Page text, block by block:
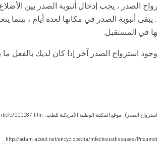
الصدر ، يجب إدخال أنبوبة الصدر بين
يبقى أنبوبة الصدر في مكانها لعدة أيام ،
في المستقبل.
الصدر). موقع المكتبة الوطنية الأمريكية للطب. 000087.htm.